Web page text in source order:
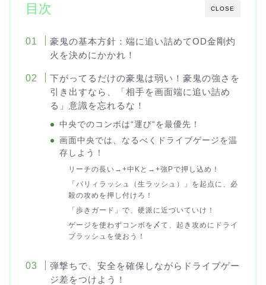
CLOSE
目次
豪鬼の基本方針：端に追い詰めてOD金剛灼
火を決めにかかれ！
下がってるだけの豪鬼は弱い！豪鬼の強さを
引き出すなら、「相手を画面端に追い詰め
る」意識を忘れるな！
中央でのコンボは“運び“を最優先！
画面中央では、なるべくドライブゲージを温
存しよう！
リーチの長い→+中Kと→+強Pで押し込め！
「パリィラッシュ（生ラッシュ）」を起点に、必
殺の攻めを押し付けろ！
「歩きガード」で、硬派に近づいていけ！
ゲージを使わずコンボを〆て、起き攻めにドライ
ブラッシュを使おう！
弾撃ちで、安全を確保しながらドライブゲー
ジ差をつけよう！